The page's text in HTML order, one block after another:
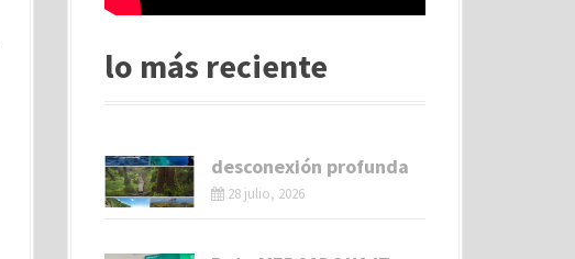
lo más reciente
desconexión profunda
28 julio, 2026